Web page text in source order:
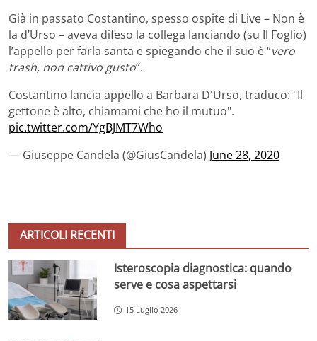
Già in passato Costantino, spesso ospite di Live – Non è
la d’Urso – aveva difeso la collega lanciando (su Il Foglio)
l’appello per farla santa e spiegando che il suo è “vero
trash, non cattivo gusto“.
Costantino lancia appello a Barbara D'Urso, traduco: "Il
gettone è alto, chiamami che ho il mutuo".
pic.twitter.com/YgBJMT7Who
— Giuseppe Candela (@GiusCandela) June 28, 2020
ARTICOLI RECENTI
Isteroscopia diagnostica: quando
serve e cosa aspettarsi
15 Luglio 2026